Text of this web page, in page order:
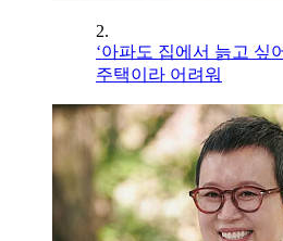
2.
‘아파도 집에서 늙고 싶
주택이라 어려워